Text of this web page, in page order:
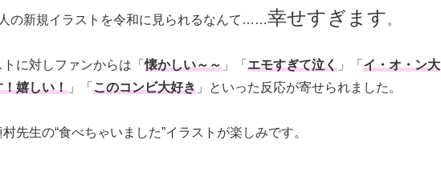
の新規イラストを令和に見られるなんて……幸せすぎます 。
トに対しファンからは「懐かしい～～ 」「 エモすぎて泣く 」「 イ・オ・ン大
！嬉しい！ 」「 このコンビ大好き 」といった反応が寄せられました。
先生の“食べちゃいました”イラストが楽しみです。